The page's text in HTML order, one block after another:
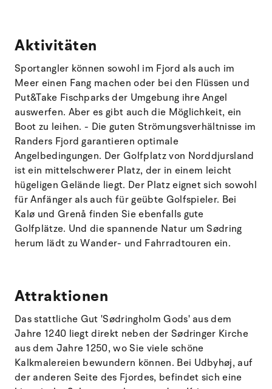
Aktivitäten
Sportangler können sowohl im Fjord als auch im
Meer einen Fang machen oder bei den Flüssen und
Put&Take Fischparks der Umgebung ihre Angel
auswerfen. Aber es gibt auch die Möglichkeit, ein
Boot zu leihen. - Die guten Strömungsverhältnisse im
Randers Fjord garantieren optimale
Angelbedingungen. Der Golfplatz von Norddjursland
ist ein mittelschwerer Platz, der in einem leicht
hügeligen Gelände liegt. Der Platz eignet sich sowohl
für Anfänger als auch für geübte Golfspieler. Bei
Kalø und Grenå finden Sie ebenfalls gute
Golfplätze. Und die spannende Natur um Sødring
herum lädt zu Wander- und Fahrradtouren ein.
Attraktionen
Das stattliche Gut 'Sødringholm Gods' aus dem
Jahre 1240 liegt direkt neben der Sødringer Kirche
aus dem Jahre 1250, wo Sie viele schöne
Kalkmalereien bewundern können. Bei Udbyhøj, auf
der anderen Seite des Fjordes, befindet sich eine